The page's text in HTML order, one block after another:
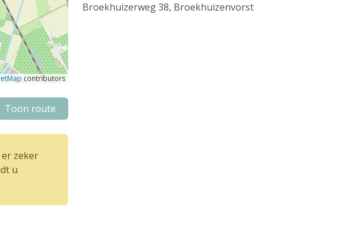
contributors
Toon route
zeker
u
Broekhuizerweg 38, Broekhuizenvorst